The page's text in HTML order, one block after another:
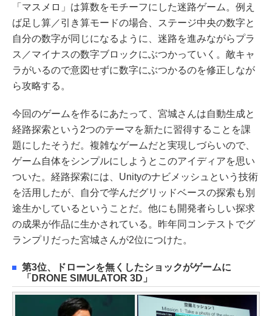
「マスメロ」は算数をモチーフにした迷路ゲーム。例え
ば足し算／引き算モードの場合、ステージ中央の数字と
自分の数字が同じになるように、迷路を進みながらプラ
ス／マイナスの数字ブロックにぶつかっていく。敵キャ
ラがいるので意図せずに数字にぶつかるのを修正しなが
ら攻略する。
今回のゲームを作るにあたって、宮城さんは自動生成と
経路探索という2つのテーマを新たに習得することを課
題にしたそうだ。複雑なゲームだと実現しづらいので、
ゲーム自体をシンプルにしようとこのアイディアを思い
ついた。経路探索には、Unityのナビメッシュという技術
を活用したが、自分で学んだグリッドベースの探索も別
途生かしているということだ。他にも開発者らしい探求
の成果が作品に生かされている。昨年同コンテストでグ
ランプリだった宮城さんが2位につけた。
第3位、ドローンを無くしたショックがゲームに
「DRONE SIMULATOR 3D」